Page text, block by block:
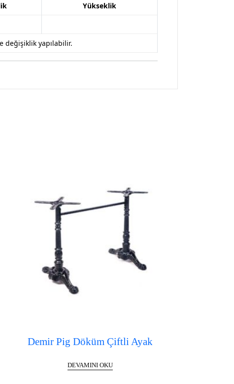
Yükseklik
değişiklik yapılabilir.
Demir Pig Döküm Çiftli Ayak
DEVAMINI OKU